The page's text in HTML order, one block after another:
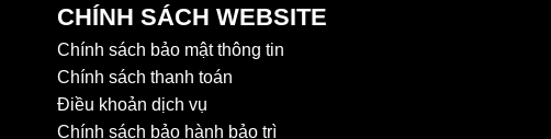
CHÍNH SÁCH WEBSITE
Chính sách bảo mật thông tin
Chính sách thanh toán
Điều khoản dịch vụ
Chính sách bảo hành bảo trì